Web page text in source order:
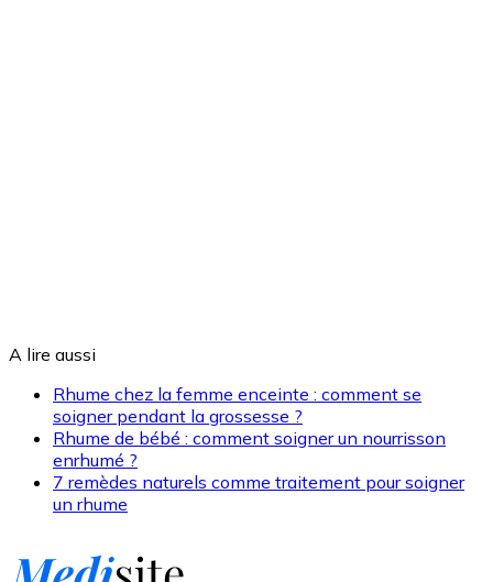
A lire aussi
Rhume chez la femme enceinte : comment se
soigner pendant la grossesse ?
Rhume de bébé : comment soigner un nourrisson
enrhumé ?
7 remèdes naturels comme traitement pour soigner
un rhume